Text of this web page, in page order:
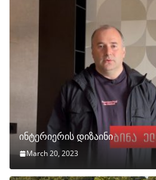
ინტერიერის დიზაინი
March 20, 2023